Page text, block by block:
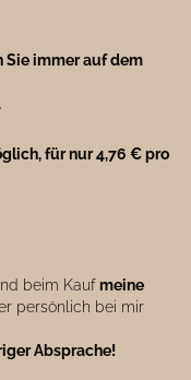
Sie immer auf dem
für nur 4,76 € pro
beim Kaufmeine
persönlich bei mir
Absprache!